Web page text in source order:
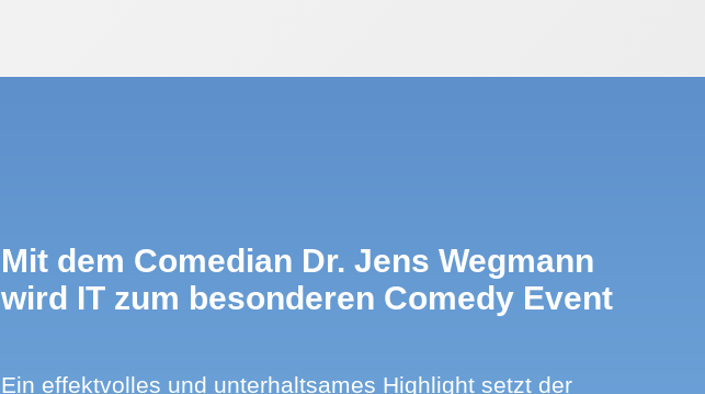
Mit dem Comedian Dr. Jens Wegmann
wird IT zum besonderen Comedy Event
Ein effektvolles und unterhaltsames Highlight setzt der